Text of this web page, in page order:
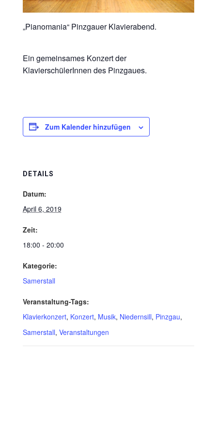
„Pianomania“ Pinzgauer Klavierabend.
Ein gemeinsames Konzert der
KlavierschülerInnen des Pinzgaues.
Zum Kalender hinzufügen
DETAILS
Datum:
April 6, 2019
Zeit:
18:00 - 20:00
Kategorie:
Samerstall
Veranstaltung-Tags:
Klavierkonzert, Konzert, Musik, Niedernsill, Pinzgau,
Samerstall, Veranstaltungen